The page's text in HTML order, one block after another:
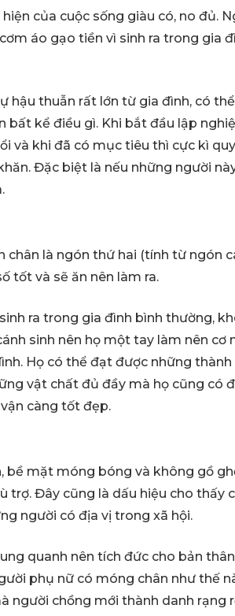
của cuộc sống giàu có, no đủ.
áo gạo tiền vì sinh ra trong gia
hậu thuẫn rất lớn từ gia đình, có
bất kể điều gì. Khi bắt đầu lập
và khi đã có mục tiêu thì cực kì
Đặc biệt là nếu những người
chân là ngón thứ hai (tính từ ngón
tốt và sẽ ăn nên làm ra.
ra trong gia đình bình thường,
sinh nên họ một tay làm nên cơ
Họ có thể đạt được những
vật chất đủ đầy mà họ cũng có
càng tốt đẹp.
bề mặt móng bóng và không gồ
trợ. Đây cũng là dấu hiệu cho thấy
người có địa vị trong xã hội.
quanh nên tích đức cho bản
phụ nữ có móng chân như thế
người chồng mới thành danh rạng